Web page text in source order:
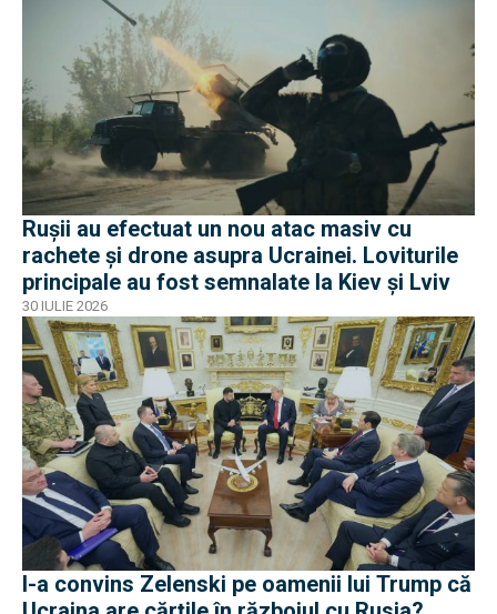
Rușii au efectuat un nou atac masiv cu
rachete și drone asupra Ucrainei. Loviturile
principale au fost semnalate la Kiev și Lviv
30 IULIE 2026
I-a convins Zelenski pe oamenii lui Trump că